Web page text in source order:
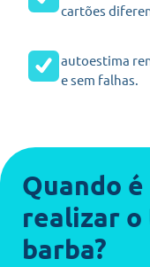
cartões
autoestima
e sem falhas.
Quando
realizar
barba?